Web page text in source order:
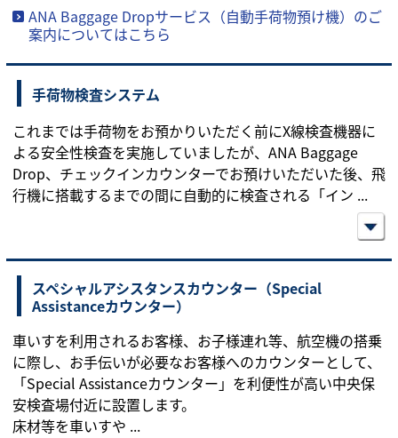
ANA Baggage Dropサービス（自動手荷物預け機）のご
案内についてはこちら
手荷物検査システム
これまでは手荷物をお預かりいただく前にX線検査機器に
よる安全性検査を実施していましたが、ANA Baggage
Drop、チェックインカウンターでお預けいただいた後、飛
行機に搭載するまでの間に自動的に検査される「イン ...
スペシャルアシスタンスカウンター（Special
Assistanceカウンター）
車いすを利用されるお客様、お子様連れ等、航空機の搭乗
に際し、お手伝いが必要なお客様へのカウンターとして、
「Special Assistanceカウンター」を利便性が高い中央保
安検査場付近に設置します。
床材等を車いすや ...